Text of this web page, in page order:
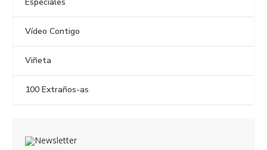
Vídeo Contigo
Viñeta
100 Extraños-as